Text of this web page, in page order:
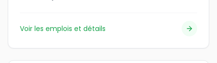
Voir les emplois et détails